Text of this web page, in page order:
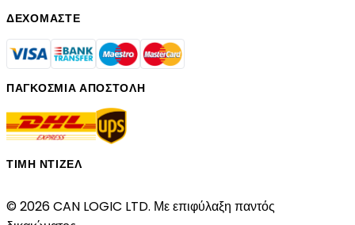
ΔΕΧΌΜΑΣΤΕ
ΠΑΓΚΌΣΜΙΑ ΑΠΟΣΤΟΛΉ
ΤΙΜΉ ΝΤΊΖΕΛ
© 2026 CAN LOGIC LTD. Με επιφύλαξη παντός